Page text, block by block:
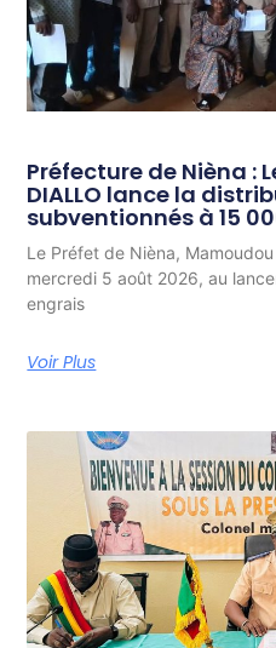
Préfecture de Nièna :
DIALLO lance la
subventionnés à 15
Le Préfet de Nièna,
mercredi 5 août 2026, au
engrais
Voir Plus